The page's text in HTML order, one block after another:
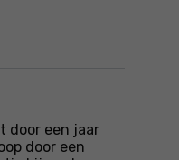
door een jaar
door een